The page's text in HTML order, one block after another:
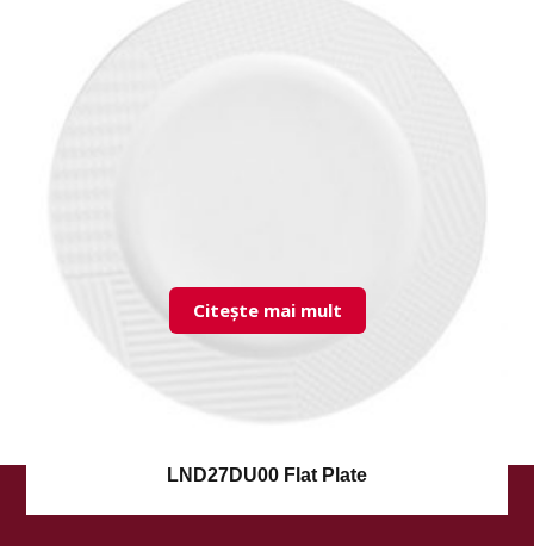
LND27DU00 Flat Plate
Citește mai mult